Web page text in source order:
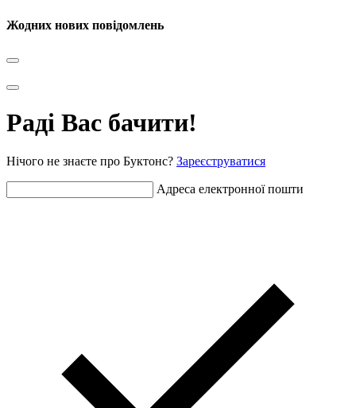
Жодних нових повідомлень
Раді Вас бачити!
Нічого не знаєте про Буктонс? Зареєструватися
Адреса електронної пошти